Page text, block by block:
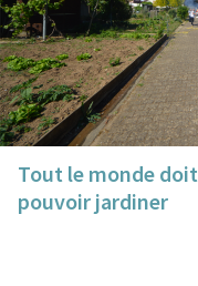
Tout le monde doit
pouvoir jardiner